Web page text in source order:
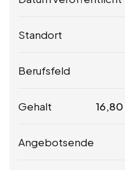
Standort
Berufsfeld
Gehalt 16,80
Angebotsende